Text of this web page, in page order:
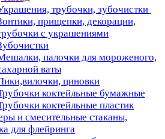
трубочки, зубочистки
прищепки, декорации,
с украшениями
палочки для мороженого,
ваты
циновки
коктейльные бумажные
коктейльные пластик
и смесительные стаканы,
для флейринга